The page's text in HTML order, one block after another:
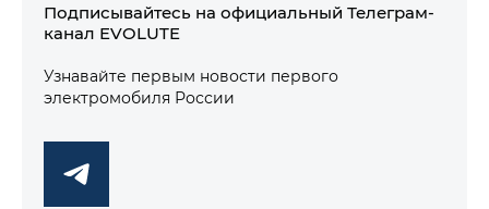
Подписывайтесь на официальный Телеграм-
канал EVOLUTE
Узнавайте первым новости первого
электромобиля России